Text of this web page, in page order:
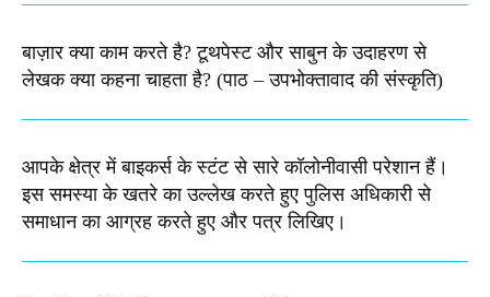
बाज़ार क्या काम करते है? टूथपेस्ट और साबुन के उदाहरण से
लेखक क्या कहना चाहता है? (पाठ – उपभोक्तावाद की संस्कृति)
आपके क्षेत्र में बाइकर्स के स्टंट से सारे कॉलोनीवासी परेशान हैं।
इस समस्या के खतरे का उल्लेख करते हुए पुलिस अधिकारी से
समाधान का आग्रह करते हुए और पत्र लिखिए।